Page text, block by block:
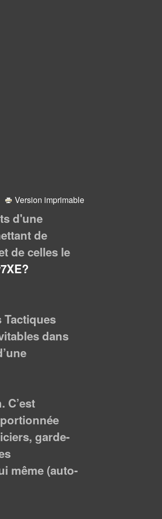
Version imprimable
d'une
de
de celles le
Tactiques
dans
C’est
garde-
même (auto-